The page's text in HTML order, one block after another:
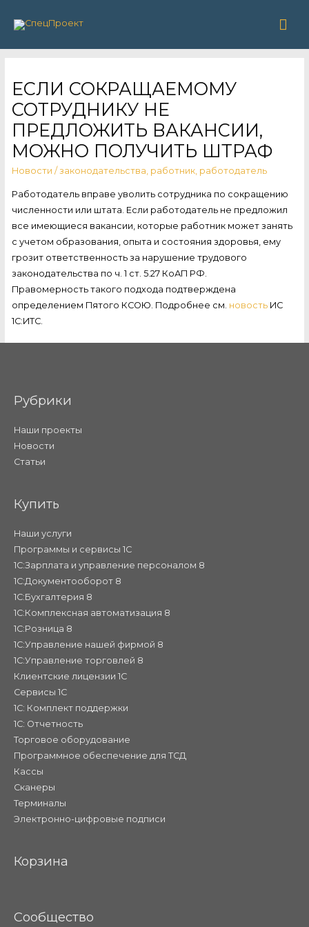
ЕСЛИ СОКРАЩАЕМОМУ
СОТРУДНИКУ НЕ
ПРЕДЛОЖИТЬ ВАКАНСИИ,
МОЖНО ПОЛУЧИТЬ ШТРАФ
Новости / законодательства работник, работодатель
Работодатель вправе уволить сотрудника по сокращению
численности или штата. Если работодатель не предложил
все имеющиеся вакансии, которые работник может занять
с учетом образования, опыта и состояния здоровья, ему
грозит ответственность за нарушение трудового
законодательства по ч. 1 ст. 5.27 КоАП РФ.
Правомерность такого подхода подтверждена
определением Пятого КСОЮ. Подробнее см. новостьИС
1С:ИТС.
Рубрики
Наши проекты
Новости
Статьи
Купить
Наши услуги
Программы и сервисы 1С
1С:Зарплата и управление персоналом 8
1С:Документооборот 8
1С:Бухгалтерия 8
1С:Комплексная автоматизация 8
1С:Розница 8
1С:Управление нашей фирмой 8
1С:Управление торговлей 8
Клиентские лицензии 1С
Сервисы 1С
1С: Комплект поддержки
1С: Отчетность
Торговое оборудование
Программное обеспечение для ТСД
Кассы
Сканеры
Терминалы
Электронно-цифровые подписи
Корзина
Сообщество